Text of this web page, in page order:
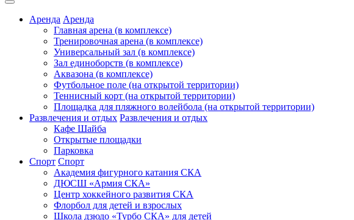
Аренда Аренда
Главная арена (в комплексе)
Тренировочная арена (в комплексе)
Универсальный зал (в комплексе)
Зал единоборств (в комплексе)
Аквазона (в комплексе)
Футбольное поле (на открытой территории)
Теннисный корт (на открытой территории)
Площадка для пляжного волейбола (на открытой территории)
Развлечения и отдых Развлечения и отдых
Кафе Шайба
Открытые площадки
Парковка
Спорт Спорт
Академия фигурного катания СКА
ДЮСШ «Армия СКА»
Центр хоккейного развития СКА
Флорбол для детей и взрослых
Школа дзюдо «Турбо СКА» для детей